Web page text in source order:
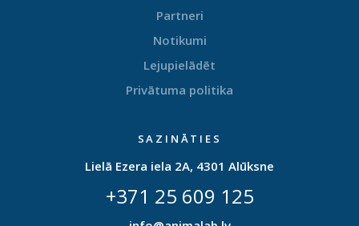
Partneri
Notikumi
Lejupielādēt
Privātuma politika
SAZINĀTIES
Lielā Ezera iela 2A, 4301 Alūksne
+371 25 609 125